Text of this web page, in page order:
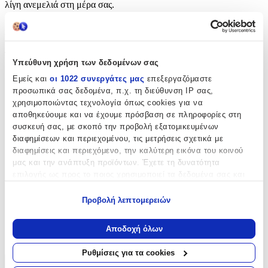
Υπεύθυνη χρήση των δεδομένων σας
Εμείς και οι 1022 συνεργάτες μας επεξεργαζόμαστε
προσωπικά σας δεδομένα, π.χ. τη διεύθυνση IP σας,
χρησιμοποιώντας τεχνολογία όπως cookies για να
αποθηκεύουμε και να έχουμε πρόσβαση σε πληροφορίες στη
συσκευή σας, με σκοπό την προβολή εξατομικευμένων
διαφημίσεων και περιεχομένου, τις μετρήσεις σχετικά με
διαφημίσεις και περιεχόμενο, την καλύτερη εικόνα του κοινού
μας και την ανάπτυξη προϊόντων. Έχετε τη δυνατότητα
Να συλλέξουμε πληροφορίες σχετικά με τη γεωγραφική
σας τοποθεσία, οι οποίες μπορεί να είναι ακριβείς σε
απόσταση μερικών μέτρων
Να αναγνωρίσουμε τη συσκευή σας σαρώνοντας ενεργά
Προβολή λεπτομερειών
Αποδοχή όλων
Ρυθμίσεις για τα cookies
λίγη ανεμελιά στη μέρα σας.
Χαρακτηριστικά
Μπρελόκ
με Led:
Όχι
Χειροποίητο:
Όχι
Χρώμα:
Λευκό